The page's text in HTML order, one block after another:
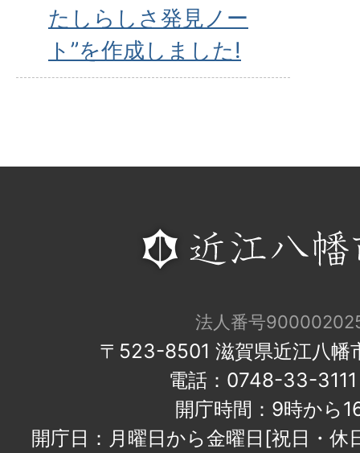
たしらしさ発見ノー
ト”を作成しました!
法人番号
〒523-8501 滋賀県近江八幡
電話：0748-33-
開庁時間：9時から
開庁日：月曜日から金曜日[祝日・